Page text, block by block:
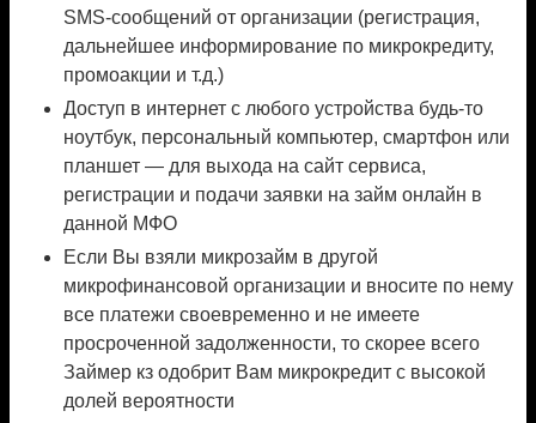
SMS-сообщений от организации (регистрация,
дальнейшее информирование по микрокредиту,
промоакции и т.д.)
Доступ в интернет с любого устройства будь-то
ноутбук, персональный компьютер, смартфон или
планшет — для выхода на сайт сервиса,
регистрации и подачи заявки на займ онлайн в
данной МФО
Если Вы взяли микрозайм в другой
микрофинансовой организации и вносите по нему
все платежи своевременно и не имеете
просроченной задолженности, то скорее всего
Займер кз одобрит Вам микрокредит с высокой
долей вероятности